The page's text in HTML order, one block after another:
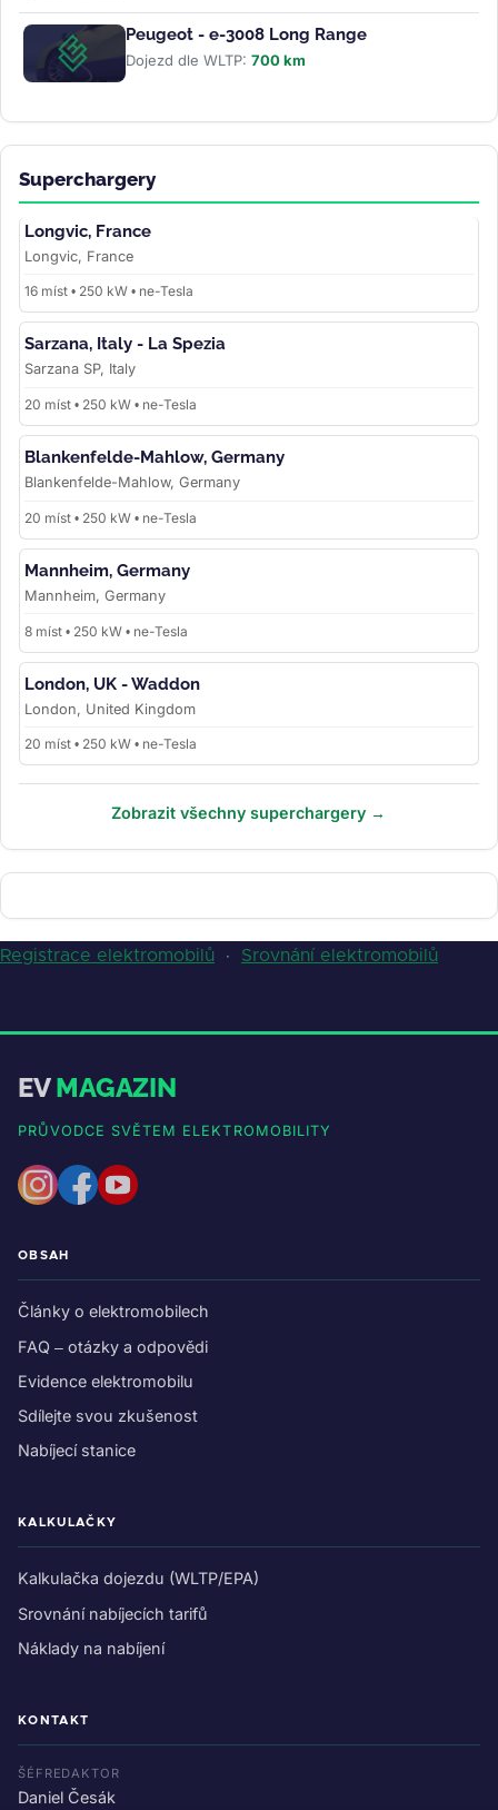
Peugeot - e-3008 Long Range
Dojezd dle WLTP: 700 km
Superchargery
Longvic, France
Longvic, France
16 míst • 250 kW • ne-Tesla
Sarzana, Italy - La Spezia
Sarzana SP, Italy
20 míst • 250 kW • ne-Tesla
Blankenfelde-Mahlow, Germany
Blankenfelde-Mahlow, Germany
20 míst • 250 kW • ne-Tesla
Mannheim, Germany
Mannheim, Germany
8 míst • 250 kW • ne-Tesla
London, UK - Waddon
London, United Kingdom
20 míst • 250 kW • ne-Tesla
Zobrazit všechny superchargery →
Registrace elektromobilů · Srovnání elektromobilů
EVMAGAZIN
PRŮVODCE SVĚTEM ELEKTROMOBILITY
OBSAH
Články o elektromobilech
FAQ – otázky a odpovědi
Evidence elektromobilu
Sdílejte svou zkušenost
Nabíjecí stanice
KALKULAČKY
Kalkulačka dojezdu (WLTP/EPA)
Srovnání nabíjecích tarifů
Náklady na nabíjení
KONTAKT
ŠÉFREDAKTOR
Daniel Česák